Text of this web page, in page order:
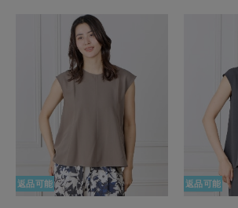
返品可能 返品可能